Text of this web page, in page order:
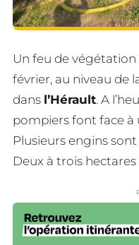
Un feu de
février, au niveau de
dans l’Hérault. A
pompiers font face à
Plusieurs engins
Deux à trois